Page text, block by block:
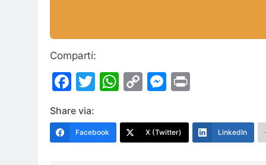
Compartí:
Facebook
Twitter
WhatsApp
CopyMessenger
Share via:
Facebook X (Twitter) LinkedIn